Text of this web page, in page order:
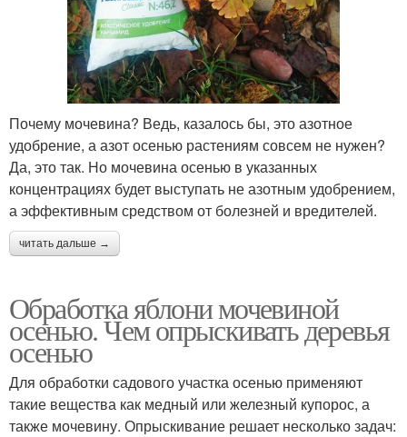
Почему мочевина? Ведь, казалось бы, это азотное
удобрение, а азот осенью растениям совсем не нужен?
Да, это так. Но мочевина осенью в указанных
концентрациях будет выступать не азотным удобрением,
а эффективным средством от болезней и вредителей.
читать дальше →
Обработка яблони мочевиной
осенью. Чем опрыскивать деревья
осенью
Для обработки садового участка осенью применяют
такие вещества как медный или железный купорос, а
также мочевину. Опрыскивание решает несколько задач: